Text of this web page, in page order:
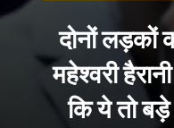
दोनों लड़कों
महेश्वरी
कि ये तो